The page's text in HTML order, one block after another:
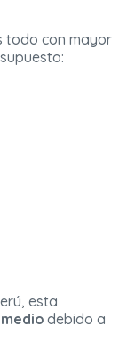
todo con mayor
esta
debido a